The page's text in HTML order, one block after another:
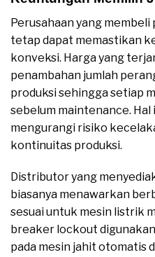
Perusahaan yang
tetap dapat memastikan
konveksi. Harga yang
penambahan jumlah
produksi sehingga setiap
sebelum maintenance.
mengurangi risiko
kontinuitas produksi.
Distributor yang
biasanya menawarkan
sesuai untuk mesin listrik
breaker lockout
pada mesin jahit otomatis